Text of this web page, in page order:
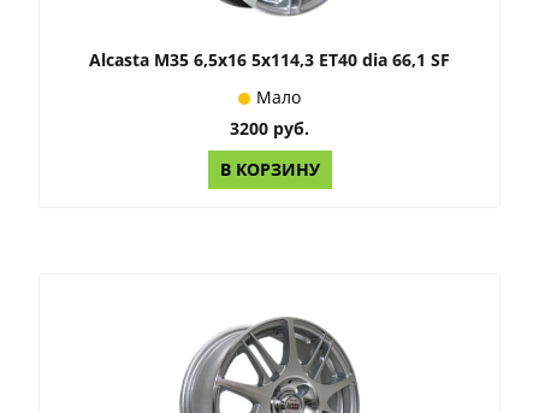
Alcasta M35 6,5x16 5x114,3 ET40 dia 66,1 SF
Мало
3200 руб.
В КОРЗИНУ